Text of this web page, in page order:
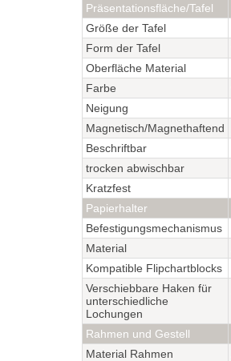
Präsentationsfläche/Tafel
Größe der Tafel
Form der Tafel
Oberfläche Material
Farbe
Neigung
Magnetisch/Magnethaftend
Beschriftbar
trocken abwischbar
Kratzfest
Papierhalter
Befestigungsmechanismus
Material
Kompatible Flipchartblocks
Verschiebbare Haken für
unterschiedliche
Lochungen
Rahmen und Gestell
Material Rahmen